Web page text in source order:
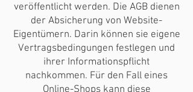
veröffentlicht werden. Die AGB dienen
der Absicherung von Website-
Eigentümern. Darin können sie eigene
Vertragsbedingungen festlegen und
ihrer Informationspflicht
nachkommen. Für den Fall eines
Online-Shops kann diese